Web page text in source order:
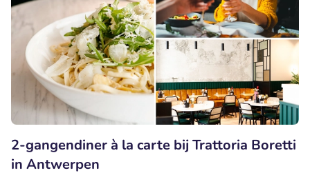
2-gangendiner à la carte bij Trattoria Boretti
in Antwerpen